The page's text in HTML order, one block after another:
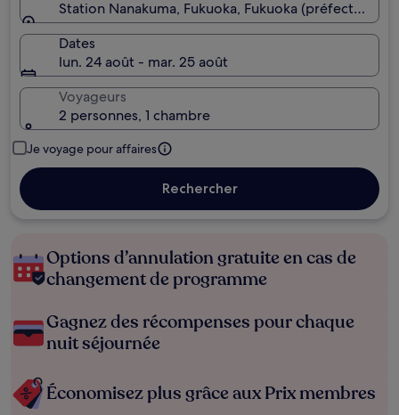
Station Nanakuma, Fukuoka, Fukuoka (préfecture),
Dates
lun. 24 août - mar. 25 août
Voyageurs
2 personnes, 1 chambre
Je voyage pour affaires
Rechercher
Options d’annulation gratuite en cas de
changement de programme
Gagnez des récompenses pour chaque
nuit séjournée
Économisez plus grâce aux Prix membres